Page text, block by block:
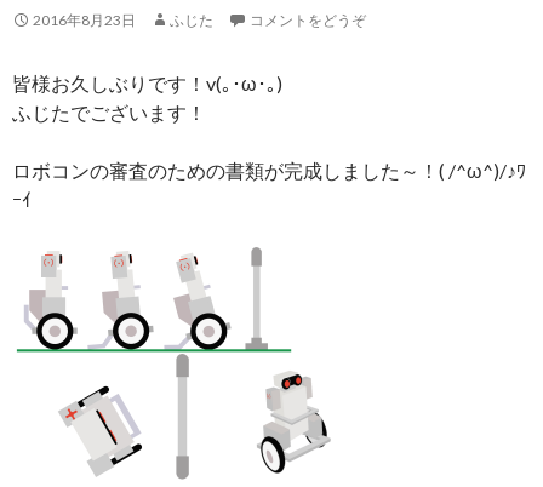
2016年8月23日 ふじた コメントをどうぞ
皆様お久しぶりです！v(｡･ω･｡)
ふじたでございます！
ロボコンの審査のための書類が完成しました～！( /^ω^)/♪ﾜ
ｰｲ